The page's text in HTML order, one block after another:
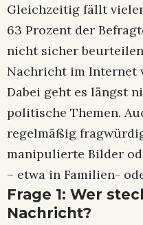
Gleichzeitig fällt
63 Prozent der
nicht sicher
Nachricht im Internet
Dabei geht es längst
politische Themen.
regelmäßig
manipulierte Bilder
– etwa in Familien-
Frage 1: Wer
Nachricht?